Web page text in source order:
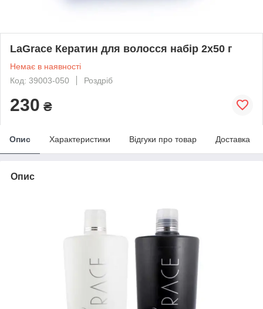
LaGrace Кератин для волосся набір 2х50 г
Немає в наявності
Код: 39003-050
Роздріб
230 ₴
Опис Характеристики Відгуки про товар Доставка
Опис